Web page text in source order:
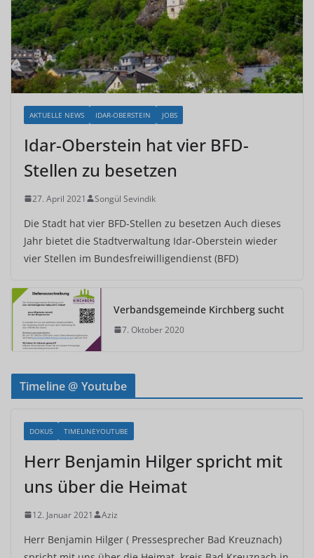
AKTUELLE NEWS IDAR-OBERSTEIN JOBS
Idar-Oberstein hat vier BFD-
Stellen zu besetzen
27. April 2021 Songül Sevindik
Die Stadt hat vier BFD-Stellen zu besetzen Auch dieses
Jahr bietet die Stadtverwaltung Idar-Oberstein wieder
vier Stellen im Bundesfreiwilligendienst (BFD)
Verbandsgemeinde Kirchberg sucht
7. Oktober 2020
Timeline @ Youtube
DOKUS TIMELINEYOUTUBE
Herr Benjamin Hilger spricht mit
uns über die Heimat
12. Januar 2021 Aziz
Herr Benjamin Hilger ( Pressesprecher Bad Kreuznach)